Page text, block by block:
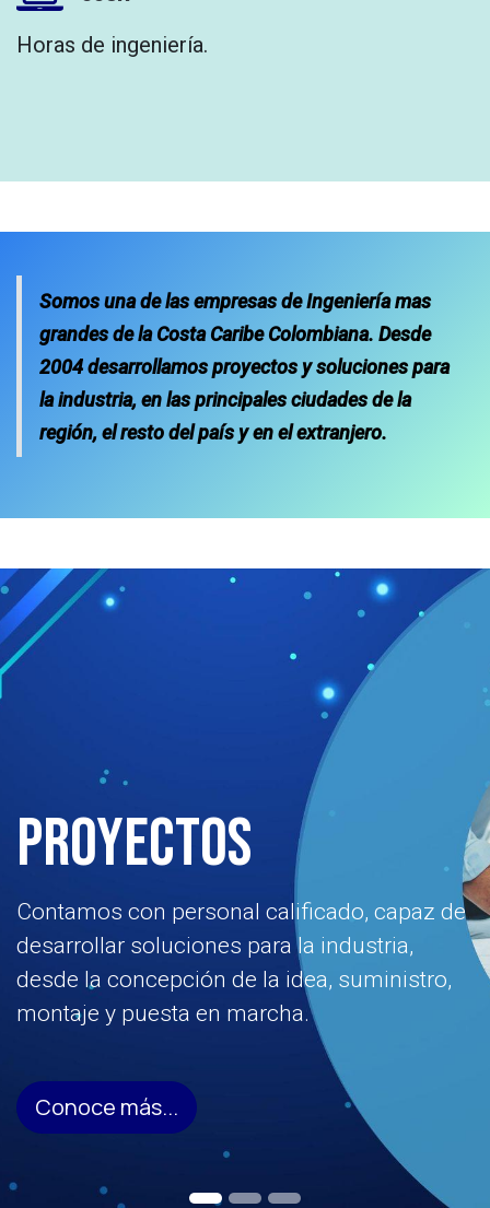
Horas de ingeniería.
Somos una de las empresas de Ingeniería mas
grandes de la Costa Caribe Colombiana. Desde
2004 desarrollamos proyectos y soluciones para
la industria, en las principales ciudades de la
región, el resto del país y en el extranjero.
PROYECTOS
Contamos con personal calificado, capaz de
desarrollar soluciones para la industria,
desde la concepción de la idea, suministro,
montaje y puesta en marcha.
Conoce más...